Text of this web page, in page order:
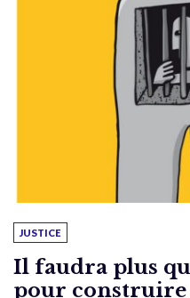
JUSTICE
Il faudra plus
pour